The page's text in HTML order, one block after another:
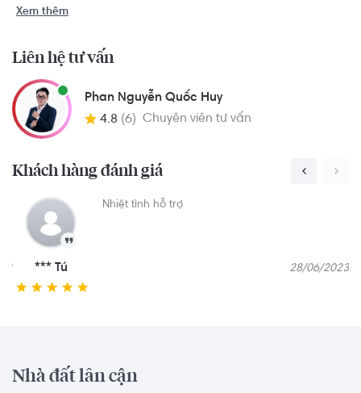
Xem thêm
Liên hệ tư vấn
Phan Nguyễn Quốc Huy
4.8 (6) Chuyên viên tư vấn
Khách hàng đánh giá
*** Tâm
Nhân viên Quốc Huy rất nhiệt tình và tư vấn sản
07/11/2023
Nhà đất lân cận